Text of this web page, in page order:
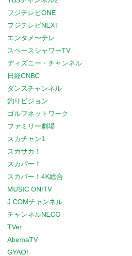
フジテレビONE
フジテレビNEXT
エンタメ〜テレ
スペースシャワーTV
ディズニー・チャンネル
日経CNBC
ダンスチャンネル
釣りビジョン
ゴルフネットワーク
ファミリー劇場
スカチャン1
スカサカ！
スカパー！
スカパー！4K総合
MUSIC ON!TV
J:COMチャンネル
チャンネルNECO
TVer
AbemaTV
GYAO!